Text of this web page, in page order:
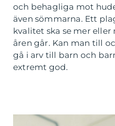
och behagliga mot
även sömmarna. Ett
kvalitet ska se mer
åren går. Kan man till
gå i arv till barn och
extremt god.